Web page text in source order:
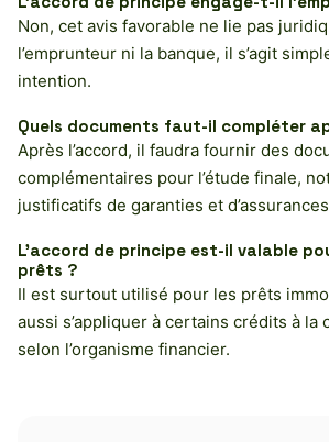
Non, cet avis favorable ne lie pas
l’emprunteur ni la banque, il s’agit
intention.
Quels documents faut-il compléter
Après l’accord, il faudra fournir des
complémentaires pour l’étude finale,
justificatifs de garanties et
L’accord de principe est-il valable
prêts ?
Il est surtout utilisé pour les prêts
aussi s’appliquer à certains crédits à la
selon l’organisme financier.